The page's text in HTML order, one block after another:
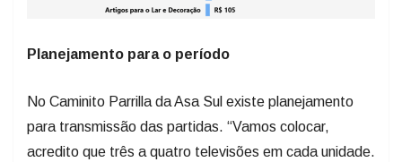
Planejamento para o período
No Caminito Parrilla da Asa Sul existe planejamento
para transmissão das partidas. “Vamos colocar,
acredito que três a quatro televisões em cada unidade.